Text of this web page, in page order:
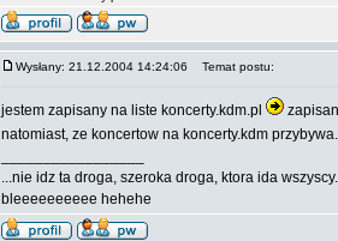
Wysłany: 21.12.2004 14:24:06 Temat postu:
jestem zapisany na liste koncerty.kdm.pl
natomiast, ze koncertow na koncerty.kdm
...nie idz ta droga, szeroka droga, ktora ida
bleeeeeeeeee hehehe